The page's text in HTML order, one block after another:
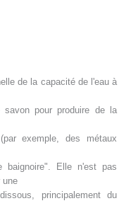
de la capacité de l'eau à
savon pour produire de la
exemple, des métaux
baignoire". Elle n'est pas
une
principalement du